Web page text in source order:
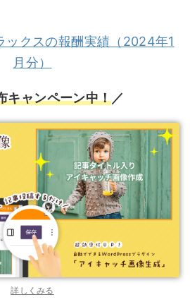
ックスの報酬実績（2024年1
月分）
キャンペーン中！／
詳しくみる